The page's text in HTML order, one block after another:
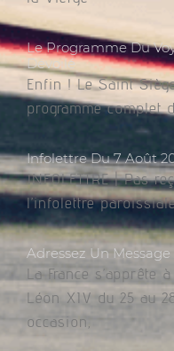
Le Programme Du
Dévoilé
Enfin ! Le Saint
programme complet
Infolettre Du 7 Août
INFOLETTRE | Pas
l’infolettre
Adressez Un
La France s’apprête
Léon XIV du 25 au
occasion,